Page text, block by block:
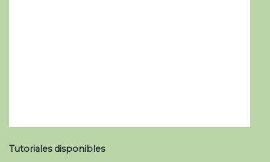
Tutoriales disponibles